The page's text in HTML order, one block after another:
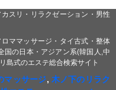
スリ・リラクゼーション・男性
ママッサージ・タイ古式・整体
国の日本・アジアン系(韓国人,中
島式のエステ総合検索サイト
マッサージ, 木ノ下のリラク